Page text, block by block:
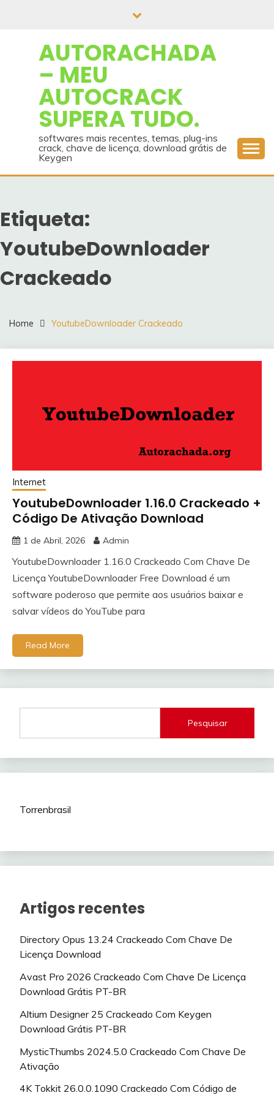
AUTORACHADA
– MEU
AUTOCRACK
SUPERA TUDO.
softwares mais recentes, temas, plug-ins
crack, chave de licença, download grátis de
Keygen
Etiqueta:
YoutubeDownloader
Crackeado
Home YoutubeDownloader Crackeado
Internet
YoutubeDownloader 1.16.0 Crackeado +
Código De Ativação Download
1 de Abril, 2026 Admin
YoutubeDownloader 1.16.0 Crackeado Com Chave De
Licença YoutubeDownloader Free Download é um
software poderoso que permite aos usuários baixar e
salvar vídeos do YouTube para
Read More
Pesquisar
Torrenbrasil
Artigos recentes
Directory Opus 13.24 Crackeado Com Chave De
Licença Download
Avast Pro 2026 Crackeado Com Chave De Licença
Download Grátis PT-BR
Altium Designer 25 Crackeado Com Keygen
Download Grátis PT-BR
MysticThumbs 2024.5.0 Crackeado Com Chave De
Ativação
4K Tokkit 26.0.0.1090 Crackeado Com Código de